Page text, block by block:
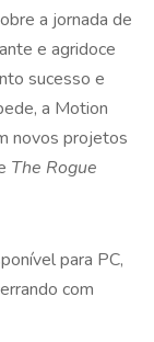
a jornada de
e agridoce
sucesso e
a Motion
novos projetos
The Rogue
para PC,
com